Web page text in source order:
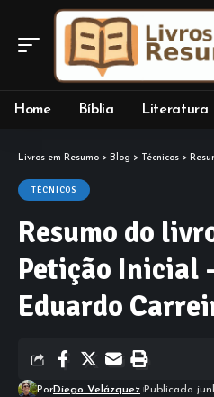
Home Bíblia Literatura
Livros em Resumo > Blog > Técnicos > Resumo
TÉCNICOS
Resumo do
Petição Inicial
Eduardo
PorDiego Velázquez Publicado